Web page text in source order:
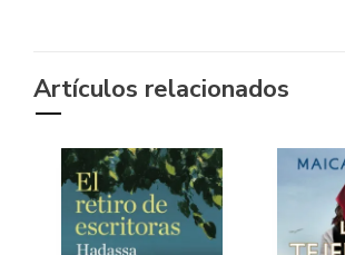
Artículos relacionados